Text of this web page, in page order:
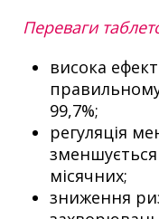
Переваги
висока
99,7%;
регуляція
зменшується
місячних;
зниження